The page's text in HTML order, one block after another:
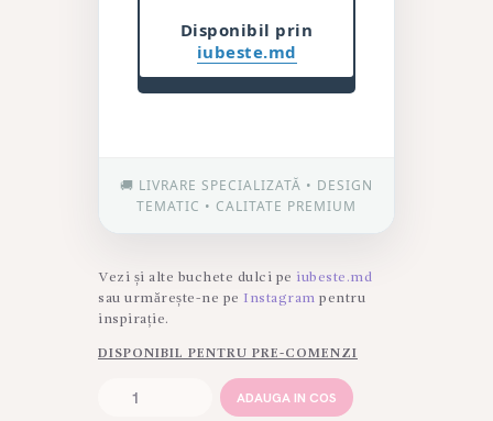
Disponibil prin
iubeste.md
🚚 LIVRARE SPECIALIZATĂ • DESIGN
TEMATIC • CALITATE PREMIUM
Vezi și alte buchete dulci pe iubeste.md
sau urmărește-ne pe Instagram pentru
inspirație.
DISPONIBIL PENTRU PRE-COMENZI
ADAUGA IN COS